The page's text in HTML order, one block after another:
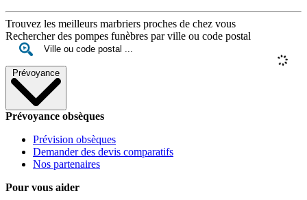
Trouvez les meilleurs marbriers proches de chez vous
Rechercher des pompes funèbres par ville ou code postal
Prévoyance
Prévoyance obsèques
Prévision obsèques
Demander des devis comparatifs
Nos partenaires
Pour vous aider